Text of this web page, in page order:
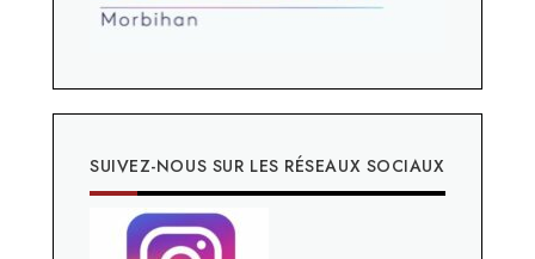
SUIVEZ-NOUS SUR LES RÉSEAUX SOCIAUX